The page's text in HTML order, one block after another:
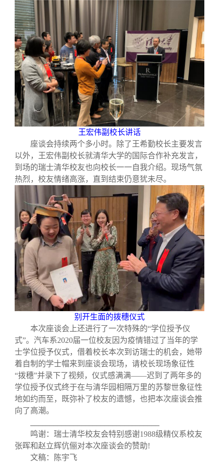
王宏伟副校长讲话
座谈会持续两个多小时。除了王希勤校长主要发言
以外，王宏伟副校长就清华大学的国际合作补充发言，
到场的瑞士清华校友也向校长一一自我介绍。现场气氛
热烈，校友情绪高涨，直到结束仍意犹未尽。
别开生面的拨穗仪式
本次座谈会上还进行了一次特殊的“学位授予仪
式”。汽车系2020届一位校友因为疫情错过了当年的学
士学位授予仪式，借着校长本次到访瑞士的机会，她带
着自制的学士帽来到座谈会现场，请校长现场象征性
“拨穗”并录下了视频，仪式感满满——迟到了两年多的
学位授予仪式终于在与清华园相隔万里的苏黎世象征性
地如约而至，既弥补了校友的遗憾，也把本次座谈会推
向了高潮。
鸣谢：瑞士清华校友会特别感谢1988级精仪系校友
张晖和赵立辉伉俪对本次座谈会的赞助!
文稿：陈宇飞